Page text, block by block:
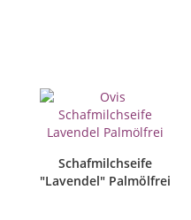
Schafmilchseife
"Lavendel" Palmölfrei